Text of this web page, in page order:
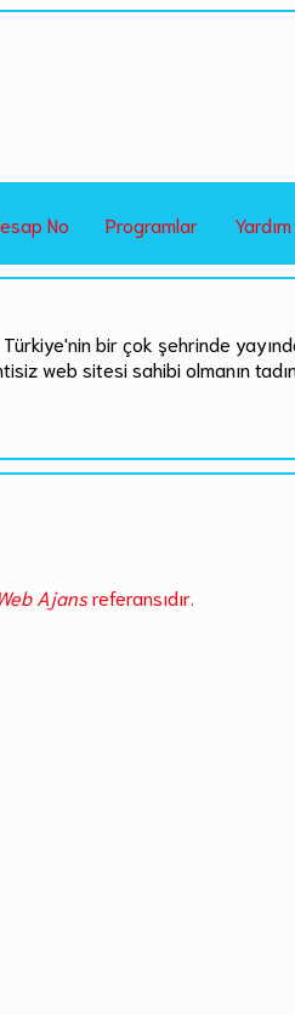
No Programlar Yardım
bir çok şehrinde
web sitesi sahibi olmanın tadını
Ajansreferansıdır.